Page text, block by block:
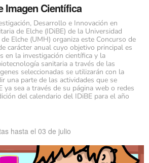
Imagen Científica
Desarrollo e Innovación en
de Elche (IDiBE) de la Universidad
Elche (UMH) organiza este Concurso de
carácter anual cuyo objetivo principal es
en la investigación científica y la
sanitaria a través de las
seleccionadas se utilizarán con la
una parte de las actividades que se
ya sea a través de su página web o redes
del calendario del IDiBE para el año
hasta el 03 de julio